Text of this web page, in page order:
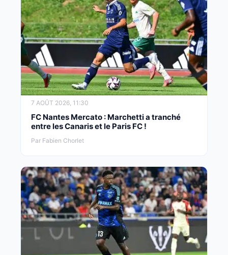
7 AOÛT 2026, 11:30
FC Nantes Mercato : Marchetti a tranché
entre les Canaris et le Paris FC !
Par Fabien Chorlet